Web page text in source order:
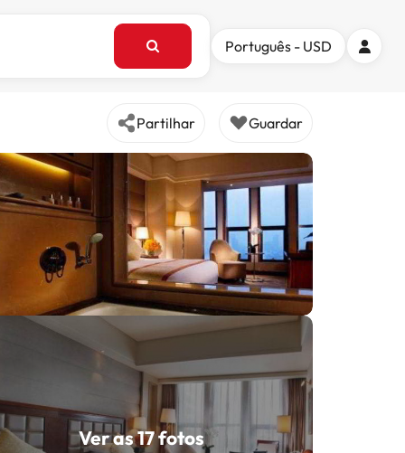
Português - USD
Partilhar Guardar
Ver as 17 fotos